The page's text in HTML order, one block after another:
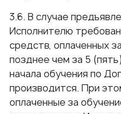
3.6. В случае
Исполнителю
средств, оплаченных
позднее чем за 5
начала обучения по
производится. При
оплаченные за